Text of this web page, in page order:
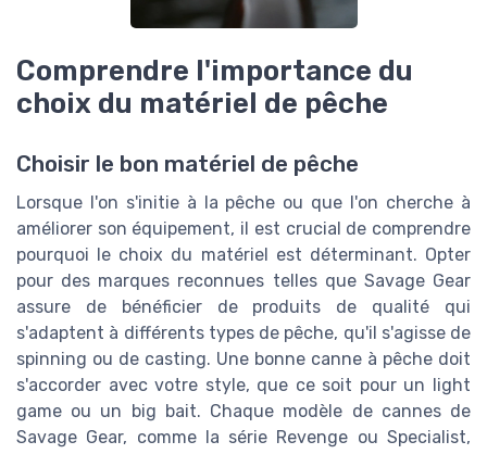
Comprendre l'importance du
choix du matériel de pêche
Choisir le bon matériel de pêche
Lorsque l'on s'initie à la pêche ou que l'on cherche à
améliorer son équipement, il est crucial de comprendre
pourquoi le choix du matériel est déterminant. Opter
pour des marques reconnues telles que Savage Gear
assure de bénéficier de produits de qualité qui
s'adaptent à différents types de pêche, qu'il s'agisse de
spinning ou de casting. Une bonne canne à pêche doit
s'accorder avec votre style, que ce soit pour un light
game ou un big bait. Chaque modèle de cannes de
Savage Gear, comme la série Revenge ou Specialist,